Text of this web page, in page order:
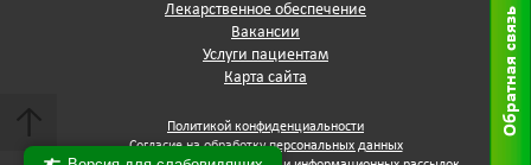
Лекарственное обеспечение
Вакансии
Услуги пациентам
Карта сайта
Политикой конфиденциальности
Согласие на обработку персональных данных
Обратная связь